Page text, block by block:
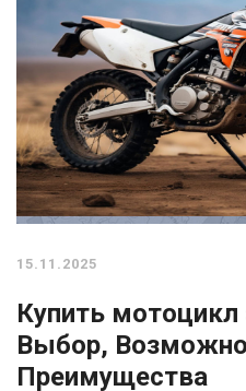
15.11.2025
Купить
Выбор,
Преимущества